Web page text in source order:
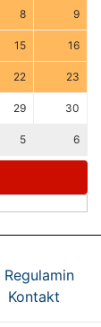
8 9
15 16
22 23
29 30
5 6
Regulamin
Kontakt